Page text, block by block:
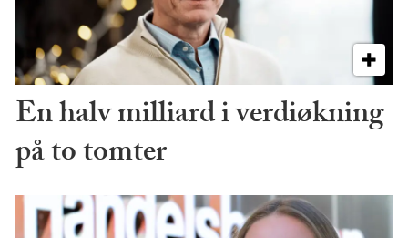
En halv milliard i verdiøkning
på to tomter